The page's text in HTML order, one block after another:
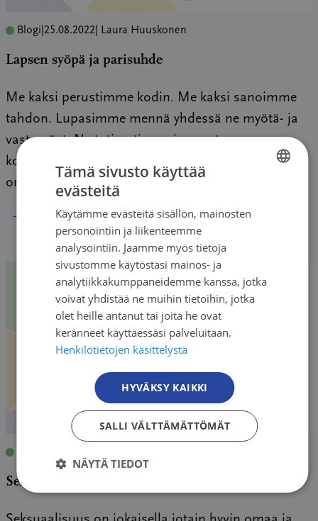
Blogi 25.08.2022 | Laura Huuskonen
Lapsen syöpä ja parisuhde
Me kaksi perustimme kodin. Me kaksi sanoimme
tahdon. Lupasimme mennä yhdessä ne myötä- ja
vastamäet. Ne totisesti vuosien saatossa
koettiinkin. Ei yhdessäoloa punnita pelkästään
onnellisten päivien […]
→
Seksuaalisuus puheeksi parisuhteessa
FINNISH
Tämä sivusto käyttää
evästeitä
Käytämme evästeitä sisällön, mainosten
personointiin ja liikenteemme
analysointiin. Jaamme myös tietoja
sivustomme käytöstäsi mainos- ja
analytiikkakumppaneidemme kanssa, jotka
voivat yhdistää ne muihin tietoihin, jotka
olet heille antanut tai joita he ovat
keränneet käyttäessäsi palveluitaan.
Henkilötietojen käsittelystä
HYVÄKSY KAIKKI
SALLI VÄLTTÄMÄTTÖMÄT
NÄYTÄ TIEDOT